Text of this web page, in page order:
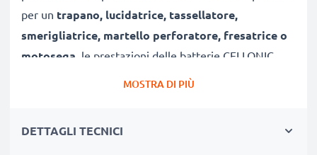
per un trapano, lucidatrice, tassellatore,
smerigliatrice, martello perforatore, fresatrice o
motosega , le prestazioni delle batterie CELLONIC
eguagliano o superano quelle della tua vecchia
Specialisti dal 2004, le nostre batterie di ricambio
MOSTRA DI PIÙ
DETTAGLI TECNICI